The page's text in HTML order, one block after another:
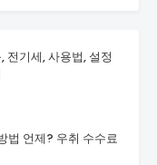
기세, 사용법, 설정
법 언제? 우취 수수료